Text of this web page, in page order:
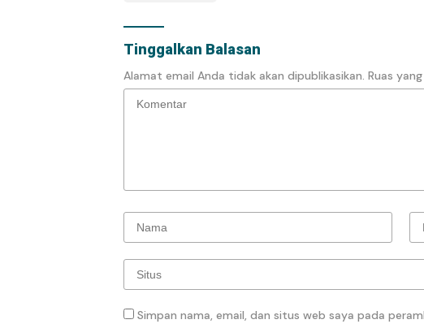
Tinggalkan Balasan
Alamat email Anda tidak akan dipublikasikan. Ruas
Simpan nama, email, dan situs web saya pada